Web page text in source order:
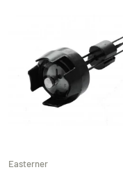
Easterner